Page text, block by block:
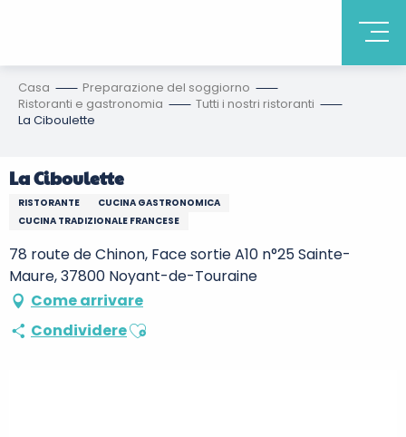
Casa
Preparazione del soggiorno
Ristoranti e gastronomia
Tutti i nostri ristoranti
La Ciboulette
La Ciboulette
RISTORANTE
CUCINA GASTRONOMICA
CUCINA TRADIZIONALE FRANCESE
78 route de Chinon, Face sortie A10 n°25 Sainte-
Maure, 37800 Noyant-de-Touraine
Come arrivare
CondividereAjouter aux favoris